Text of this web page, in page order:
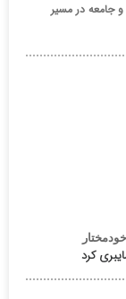
جامعه در مسیر
کرد